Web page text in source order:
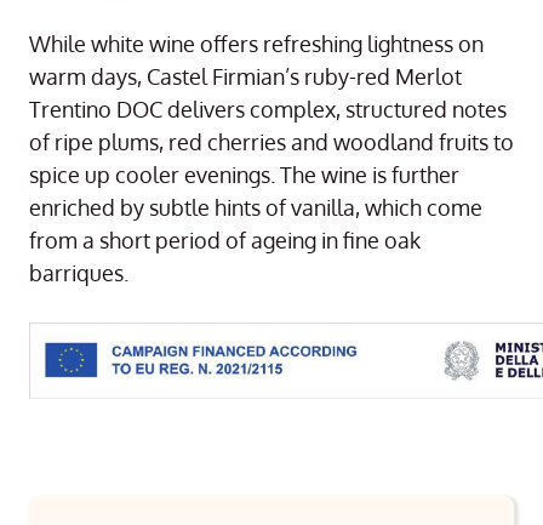
While white wine offers refreshing lightness on
warm days, Castel Firmian’s ruby-red Merlot
Trentino DOC delivers complex, structured notes
of ripe plums, red cherries and woodland fruits to
spice up cooler evenings. The wine is further
enriched by subtle hints of vanilla, which come
from a short period of ageing in fine oak
barriques.